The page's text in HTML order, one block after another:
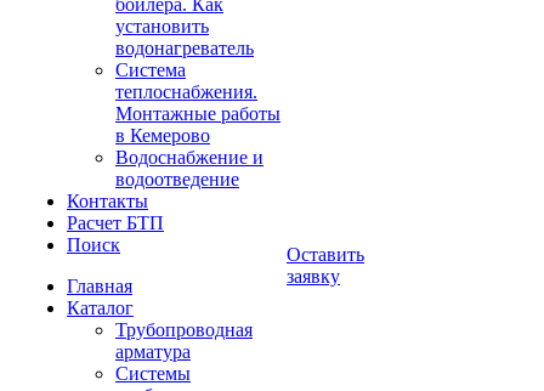
бойлера. Как
установить
водонагреватель
Система
теплоснабжения.
Монтажные работы
в Кемерово
Водоснабжение и
водоотведение
Контакты
Расчет БТП
Поиск
Главная
Каталог
Трубопроводная
арматура
Системы
Оставить
заявку